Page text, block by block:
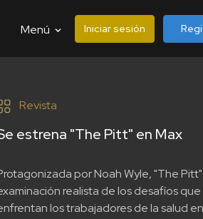
Menú Iniciar sesión
Revista
estrena "The Pitt" en Max
por Noah Wyle, "The
realista de los desafíos que
los trabajadores de la salud